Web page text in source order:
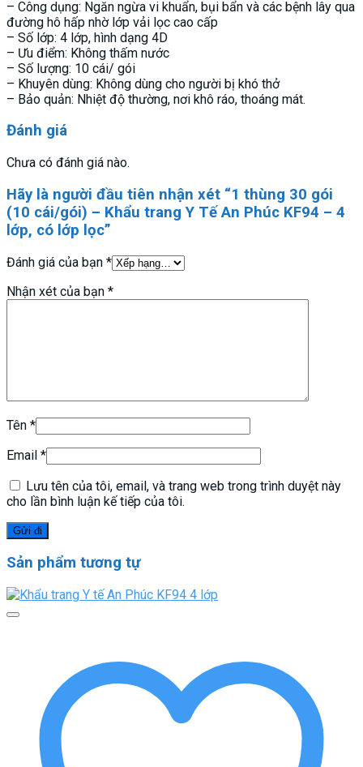
– Công dụng: Ngăn ngừa vi khuẩn, bụi bẩn và các bệnh lây qua
đường hô hấp nhờ lớp vải lọc cao cấp
– Số lớp: 4 lớp, hình dạng 4D
– Ưu điểm: Không thấm nước
– Số lượng: 10 cái/ gói
– Khuyên dùng: Không dùng cho người bị khó thở
– Bảo quản: Nhiệt độ thường, nơi khô ráo, thoáng mát.
Đánh giá
Chưa có đánh giá nào.
Hãy là người đầu tiên nhận xét “1 thùng 30 gói
(10 cái/gói) – Khẩu trang Y Tế An Phúc KF94 – 4
lớp, có lớp lọc”
Đánh giá của bạn *
Nhận xét của bạn *
Tên *
Email *
Lưu tên của tôi, email, và trang web trong trình duyệt này
cho lần bình luận kế tiếp của tôi.
Sản phẩm tương tự